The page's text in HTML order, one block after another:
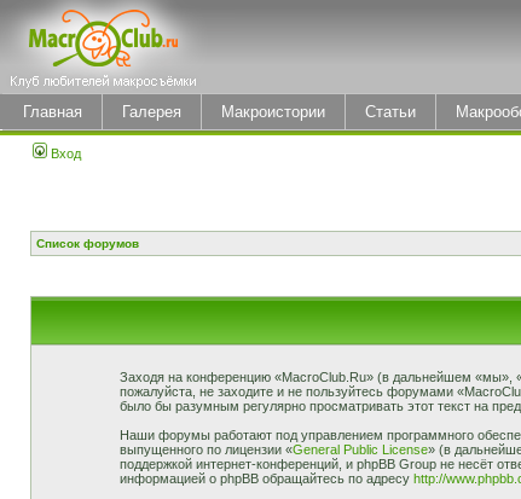
Главная Галерея Макроистории Статьи
Вход
Список форумов
Заходя на конференцию «MacroClub.Ru» (в дальнейшем «мы»,
пожалуйста, не заходите и не пользуйтесь форумами
было бы разумным регулярно просматривать этот текст на
Наши форумы работают под управлением программного
выпущенного по лицензии «General Public License» (в
поддержкой интернет-конференций, и phpBB Group не несёт
информацией о phpBB обращайтесь по адресу http://